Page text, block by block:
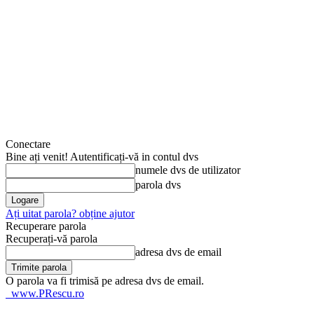
Conectare
Bine ați venit! Autentificați-vă in contul dvs
numele dvs de utilizator
parola dvs
Ați uitat parola? obține ajutor
Recuperare parola
Recuperați-vă parola
adresa dvs de email
O parola va fi trimisă pe adresa dvs de email.
www.PRescu.ro